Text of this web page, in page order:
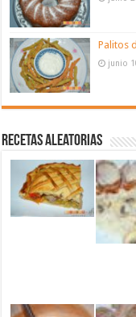
Palitos
junio
Recetas aleatorias